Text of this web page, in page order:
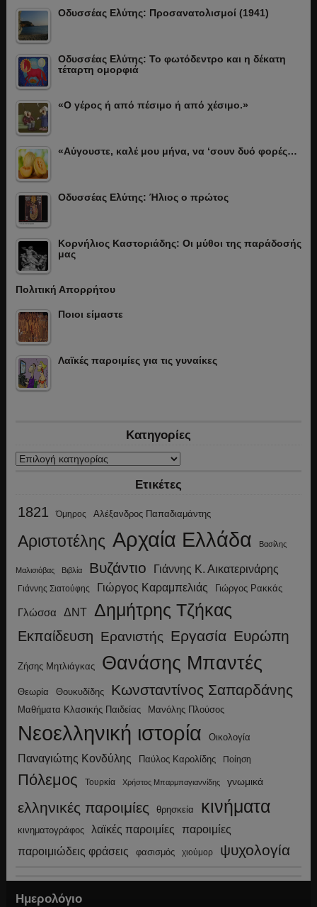
Οδυσσέας Ελύτης: Προσανατολισμοί (1941)
Οδυσσέας Ελύτης: Το φωτόδεντρο και η δέκατη
τέταρτη ομορφιά
«Ο γέρος ή από πέσιμο ή από χέσιμο.»
«Αύγουστε, καλέ μου μήνα, να ‘σουν δυό φορές…
Οδυσσέας Ελύτης: Ήλιος ο πρώτος
Κορνήλιος Καστοριάδης: Οι μύθοι της παράδοσής
μας
Πολιτική Απορρήτου
Ποιοι είμαστε
Λαϊκές παροιμίες για τις γυναίκες
Κατηγορίες
Κατηγορίες
Ετικέτες
1821 Όμηρος Αλέξανδρος Παπαδιαμάντης
Αριστοτέλης Αρχαία Ελλάδα Βασίλης
Μαλισιόβας Βιβλία Βυζάντιο Γιάννης Κ. Αικατερινάρης
Γιάννης Σιατούφης Γιώργος Καραμπελιάς Γιώργος Ρακκάς
Γλώσσα ΔΝΤ Δημήτρης Τζήκας
Εκπαίδευση Ερανιστής Εργασία Ευρώπη
Ζήσης Μητλιάγκας Θανάσης Μπαντές
Θεωρία Θουκυδίδης Κωνσταντίνος Σαπαρδάνης
Μαθήματα Κλασικής Παιδείας Μανόλης Πλούσος
Νεοελληνική ιστορία Οικολογία
Παναγιώτης Κονδύλης Παύλος Καρολίδης Ποίηση
Πόλεμος Τουρκία Χρήστος Μπαρμπαγιαννίδης γνωμικά
ελληνικές παροιμίες θρησκεία κινήματα
κινηματογράφος λαϊκές παροιμίες παροιμίες
παροιμιώδεις φράσεις φασισμός χιούμορ ψυχολογία
Ημερολόγιο